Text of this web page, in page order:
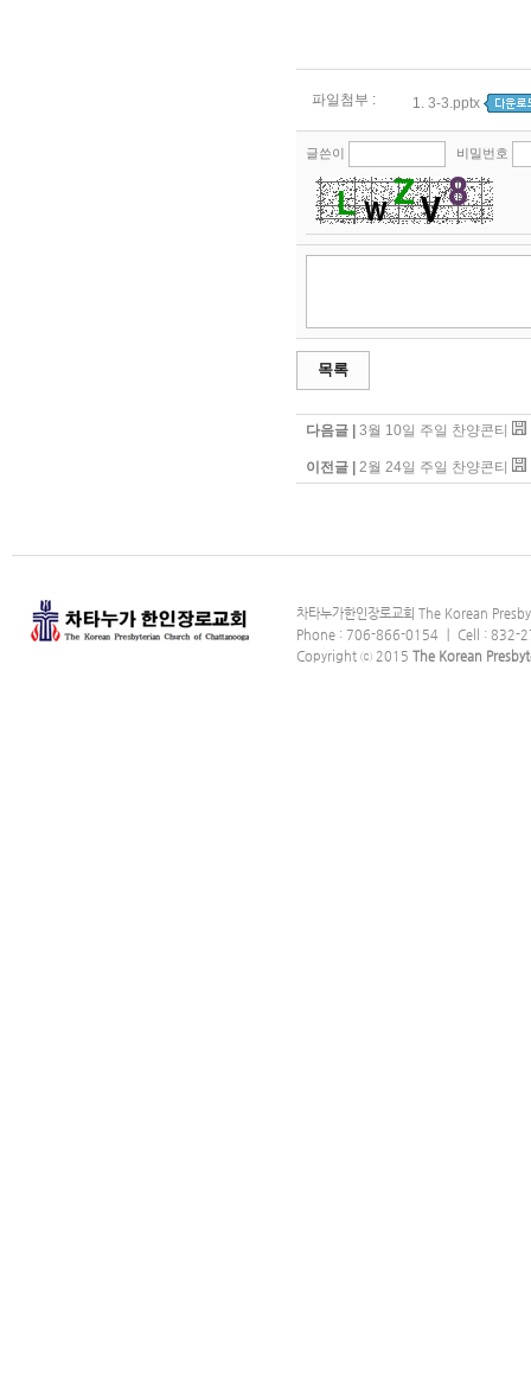
파일첨부 : 1. 3-3.pptx
글쓴이 비밀번호
목록
다음글 | 3월 10일 주일 찬양콘티
이전글 | 2월 24일 주일 찬양콘티
차타누가한인장로교회 The Korean
Phone : 706-866-0154 ｜ Cell : 832-
Copyright ⓒ 2015 The Korean